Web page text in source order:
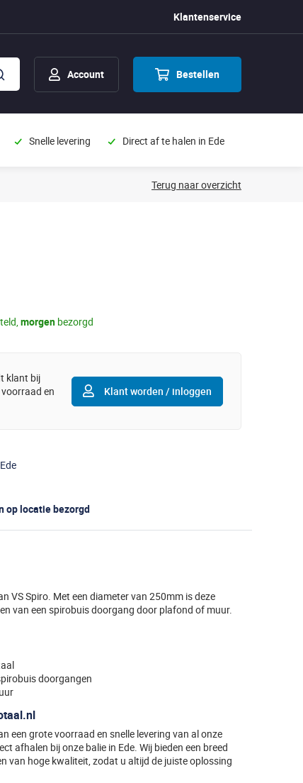
Klantenservice
Bestellen
Account
Snelle levering Direct af te halen in Ede
Terug naar overzicht
morgen bezorgd
op locatie bezorgd
klant bij
en
Klant worden / inloggen
VS Spiro. Met een diameter van 250mm is deze
van een spirobuis doorgang door plafond of muur.
doorgangen
een grote voorraad en snelle levering van al onze
afhalen bij onze balie in Ede. Wij bieden een breed
van hoge kwaliteit, zodat u altijd de juiste oplossing